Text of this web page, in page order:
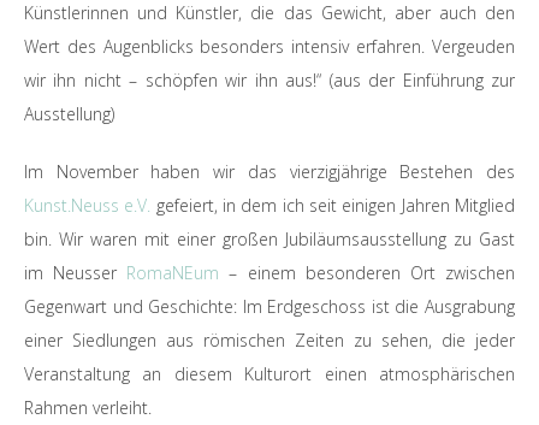
Künstlerinnen und Künstler, die das Gewicht, aber auch den
Wert des Augenblicks besonders intensiv erfahren. Vergeuden
wir ihn nicht – schöpfen wir ihn aus!“ (aus der Einführung zur
Ausstellung)
Im November haben wir das vierzigjährige Bestehen des
Kunst.Neuss e.V. gefeiert, in dem ich seit einigen Jahren Mitglied
bin. Wir waren mit einer großen Jubiläumsausstellung zu Gast
im Neusser RomaNEum – einem besonderen Ort zwischen
Gegenwart und Geschichte: Im Erdgeschoss ist die Ausgrabung
einer Siedlungen aus römischen Zeiten zu sehen, die jeder
Veranstaltung an diesem Kulturort einen atmosphärischen
Rahmen verleiht.